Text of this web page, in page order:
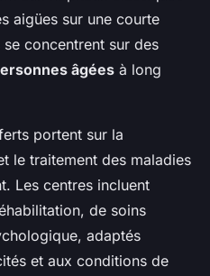
aigües sur une courte
concentrent sur des
âgées à long
portent sur la
le traitement des maladies
Les centres incluent
de soins
adaptés
et aux conditions de